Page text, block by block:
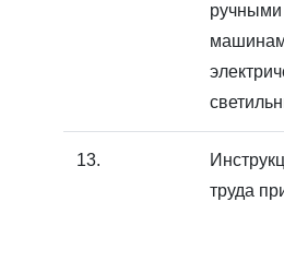
ручными
13.
труда